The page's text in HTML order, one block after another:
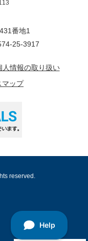
番地1
25-3917
人情報の取り扱い
マップ
reserved.